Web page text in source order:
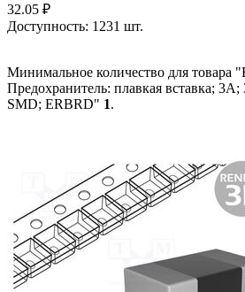
32.05 ₽
Доступность: 1231 шт.
Минимальное количество для товара
Предохранитель: плавкая вставка;
SMD; ERBRD" 1.